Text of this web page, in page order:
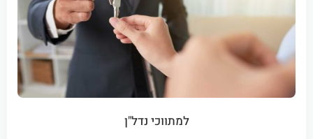
למתווכי נדל"ן